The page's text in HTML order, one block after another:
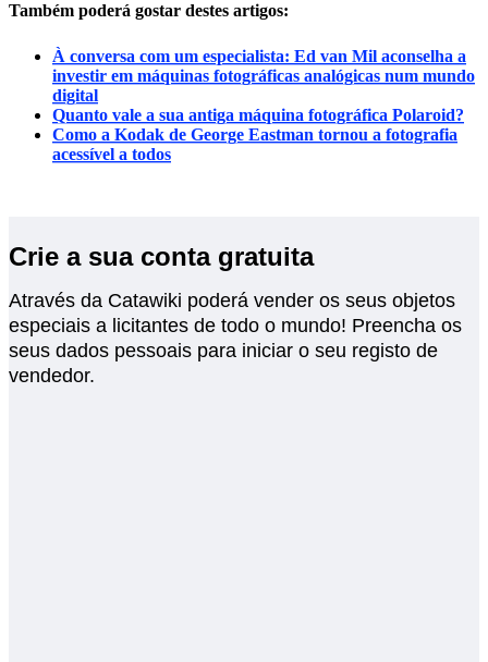
Também poderá gostar destes artigos:
À conversa com um especialista: Ed van Mil aconselha a
investir em máquinas fotográficas analógicas num mundo
digital
Quanto vale a sua antiga máquina fotográfica Polaroid?
Como a Kodak de George Eastman tornou a fotografia
acessível a todos
Crie a sua conta gratuita
Através da Catawiki poderá vender os seus objetos
especiais a licitantes de todo o mundo! Preencha os
seus dados pessoais para iniciar o seu registo de
vendedor.